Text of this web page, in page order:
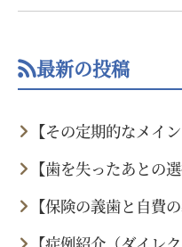
最新の投稿
【その定期的なメイ
【歯を失ったあとの
【保険の義歯と自費